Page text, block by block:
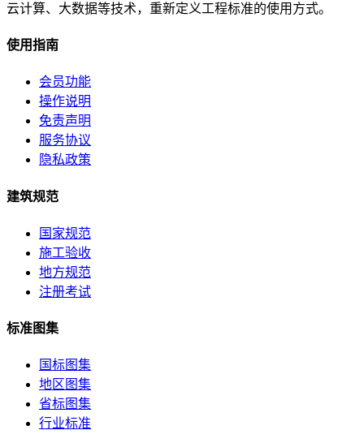
云计算、大数据等技术，重新定义工程标准的使用方式。
使用指南
会员功能
操作说明
免责声明
服务协议
隐私政策
建筑规范
国家规范
施工验收
地方规范
注册考试
标准图集
国标图集
地区图集
省标图集
行业标准